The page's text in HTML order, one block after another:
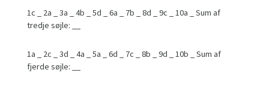
1c _ 2a _ 3a _ 4b _ 5d _ 6a _ 7b _ 8d _ 9c _ 10a _ Sum af
tredje søjle: __
1a _ 2c _ 3d _ 4a _ 5a _ 6d _ 7c _ 8b _ 9d _ 10b _ Sum af
fjerde søjle: __